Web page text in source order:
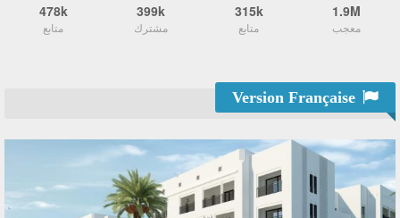
1.9M
معجب
315k
متابع
399k
مشترك
478k
متابع